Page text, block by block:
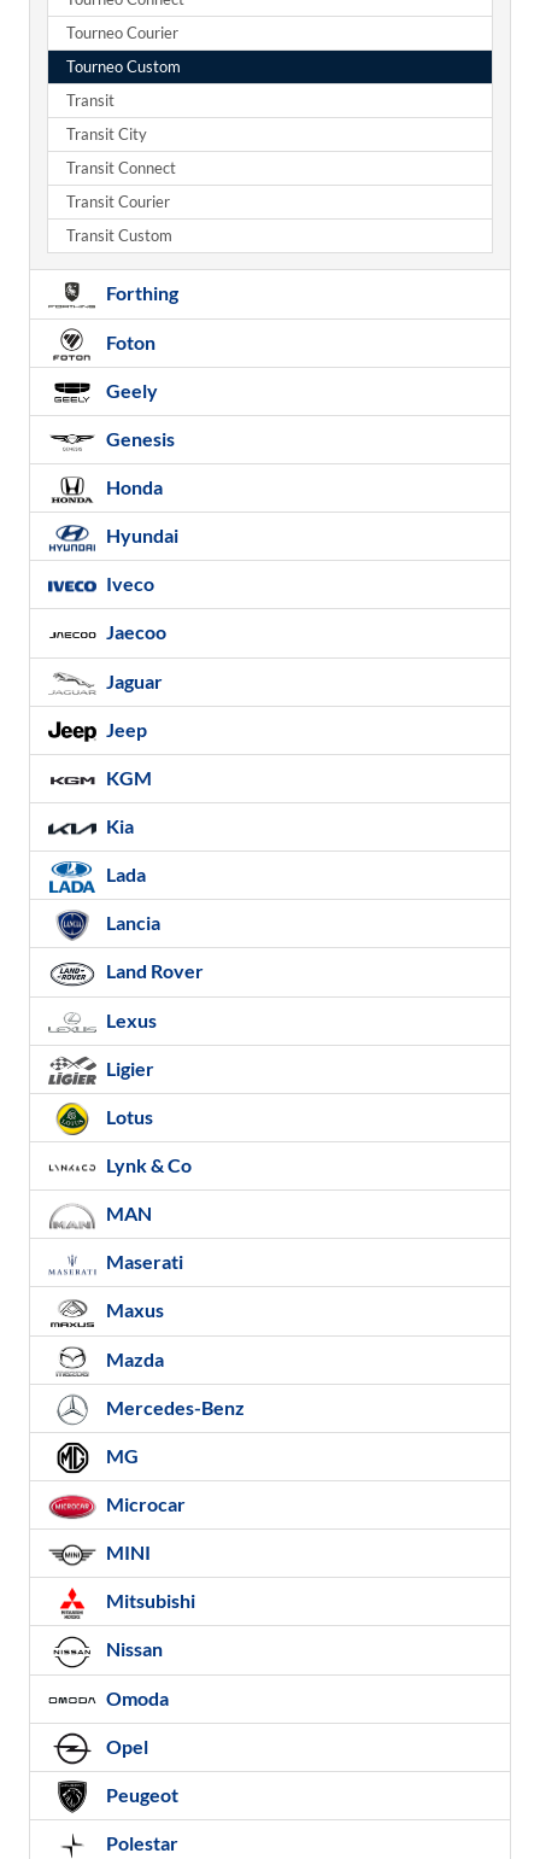
Tourneo Courier
Tourneo Custom
Transit
Transit City
Transit Connect
Transit Courier
Transit Custom
Forthing
Foton
Geely
Genesis
Honda
Hyundai
Iveco
Jaecoo
Jaguar
Jeep
KGM
Kia
Lada
Lancia
Land Rover
Lexus
Ligier
Lotus
Lynk & Co
MAN
Maserati
Maxus
Mazda
Mercedes-Benz
MG
Microcar
MINI
Mitsubishi
Nissan
Omoda
Opel
Peugeot
Polestar